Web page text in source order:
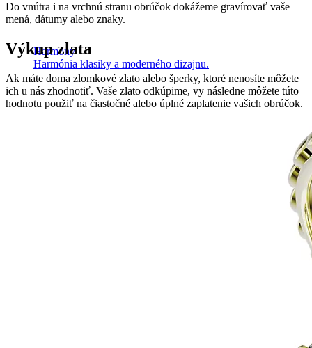
Harmony
Harmónia klasiky a moderného dizajnu.
Do vnútra i na vrchnú stranu obrúčok dokážeme gravírovať vaše
mená, dátumy alebo znaky.
Výkup zlata
Ak máte doma zlomkové zlato alebo šperky, ktoré nenosíte môžete
ich u nás zhodnotiť. Vaše zlato odkúpime, vy následne môžete túto
hodnotu použiť na čiastočné alebo úplné zaplatenie vašich obrúčok.